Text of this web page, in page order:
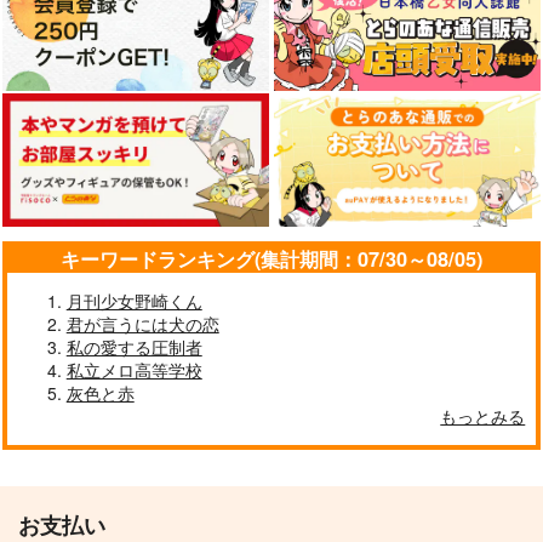
サンプル
作品詳細
サンプル
作品詳細
サンプル
作品詳細
徒然幽霊小話
不死川実弥×不死川玄弥
サンプル
不死川実弥×不死川玄弥
サンプル
カート
サンプル
カート
サンプル
カート
キーワードランキング(集計期間：07/30～08/05)
月刊少女野崎くん
君が言うには犬の恋
私の愛する圧制者
私立メロ高等学校
灰色と赤
もっとみる
お支払い